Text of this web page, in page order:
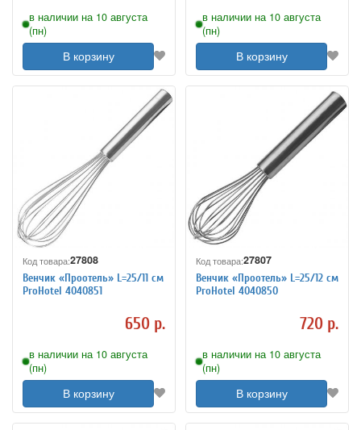
в наличии на 10 августа
(пн)
В корзину
в наличии на 10 августа
(пн)
В корзину
Код товара:27808
Венчик «Проотель» L=25/11 см
ProHotel 4040851
650 р.
в наличии на 10 августа
(пн)
В корзину
Код товара:27807
Венчик «Проотель» L=25/12 см
ProHotel 4040850
720 р.
в наличии на 10 августа
(пн)
В корзину